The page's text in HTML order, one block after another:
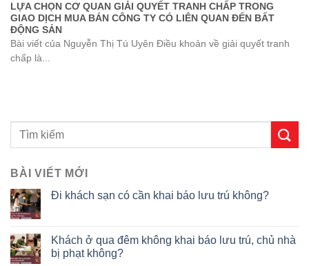
LỰA CHỌN CƠ QUAN GIẢI QUYẾT TRANH CHẤP TRONG
GIAO DỊCH MUA BÁN CÔNG TY CÓ LIÊN QUAN ĐẾN BẤT
ĐỘNG SẢN
Bài viết của Nguyễn Thị Tú Uyên Điều khoản về giải quyết tranh
chấp là...
BÀI VIẾT MỚI
Đi khách sạn có cần khai báo lưu trú không?
Khách ở qua đêm không khai báo lưu trú, chủ nhà
bị phạt không?